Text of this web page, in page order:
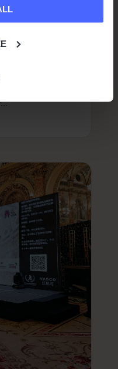
que le Vasco
l’une des